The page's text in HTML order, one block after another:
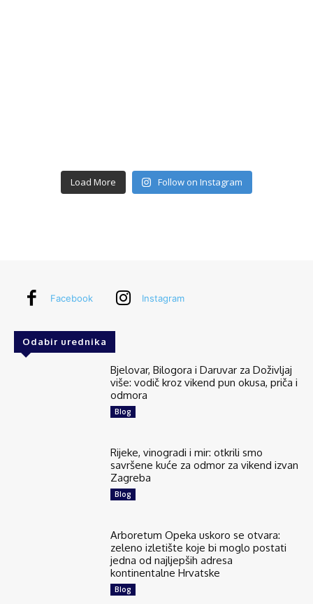
Load More Follow on Instagram
Facebook Instagram
Odabir urednika
Bjelovar, Bilogora i Daruvar za Doživljaj
više: vodič kroz vikend pun okusa, priča i
odmora
Blog
Rijeke, vinogradi i mir: otkrili smo
savršene kuće za odmor za vikend izvan
Zagreba
Blog
Arboretum Opeka uskoro se otvara:
zeleno izletište koje bi moglo postati
jedna od najljepših adresa
kontinentalne Hrvatske
Blog